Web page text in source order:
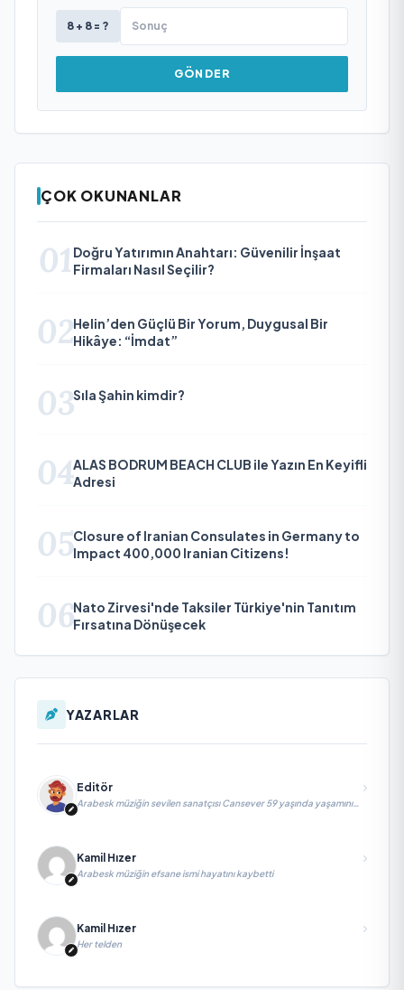
8 + 8 = ?
GÖNDER
ÇOK OKUNANLAR
01 Doğru Yatırımın Anahtarı: Güvenilir İnşaat
Firmaları Nasıl Seçilir?
02Helin’den Güçlü Bir Yorum, Duygusal Bir
Hikâye: “İmdat”
03Sıla Şahin kimdir?
04ALAS BODRUM BEACH CLUB ile Yazın En Keyifli
Adresi
05Closure of Iranian Consulates in Germany to
Impact 400,000 Iranian Citizens!
06Nato Zirvesi'nde Taksiler Türkiye'nin Tanıtım
Fırsatına Dönüşecek
YAZARLAR
Editör
Arabesk müziğin sevilen sanatçısı Cansever 59 yaşında yaşamını
Kamil Hızer
Arabesk müziğin efsane ismi hayatını kaybetti
Kamil Hızer
Her telden